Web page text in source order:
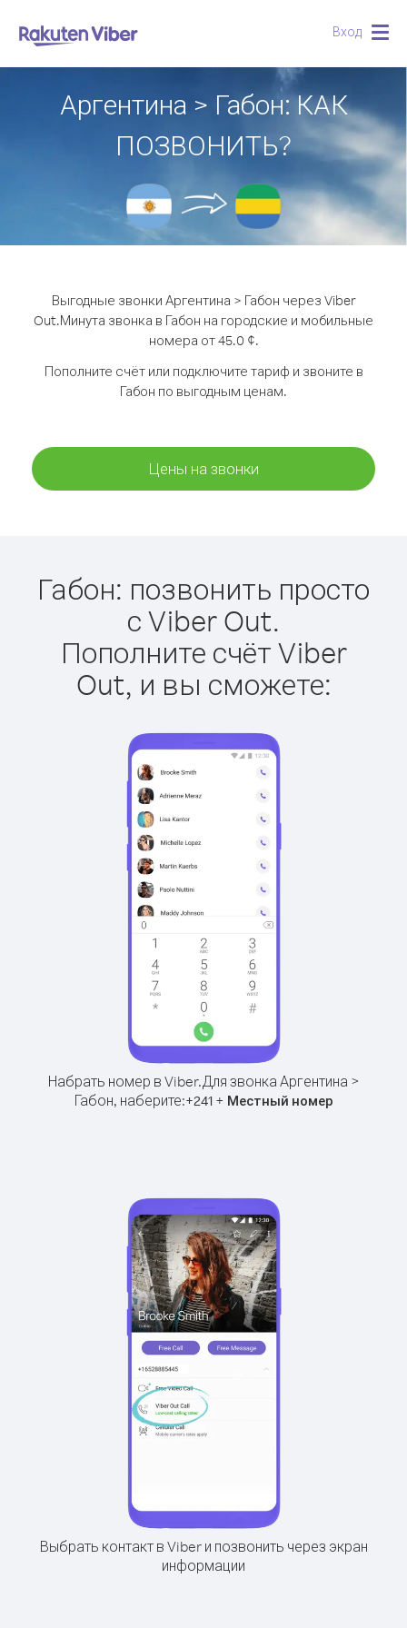
Вход
Аргентина > Габон: КАК
ПОЗВОНИТЬ?
Выгодные звонки Аргентина > Габон через Viber
Out.Минута звонка в Габон на городские и мобильные
номера от 45.0 ¢.
Пополните счёт или подключите тариф и звоните в
Габон по выгодным ценам.
Цены на звонки
Габон: позвонить просто
с Viber Out.
Пополните счёт Viber
Out, и вы сможете:
Набрать номер в Viber.Для звонка Аргентина >
Габон, наберите:+241+ Местный номер
Выбрать контакт в Viber и позвонить через экран
информации